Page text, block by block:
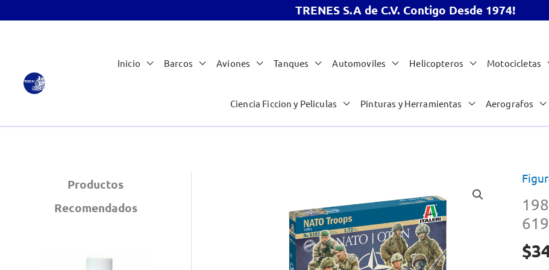
TRENES S.A de C.V. Contigo Desde 1974!
contenido
Inicio Barcos Aviones Tanques Automoviles Helicopteros Motocicletas
Ciencia Ficcion y Peliculas Pinturas y Herramientas Aerografos
Productos
Recomendados
$